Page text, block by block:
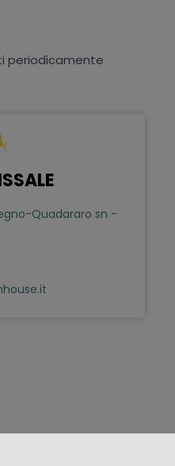
periodicamente
Quadararo sn -